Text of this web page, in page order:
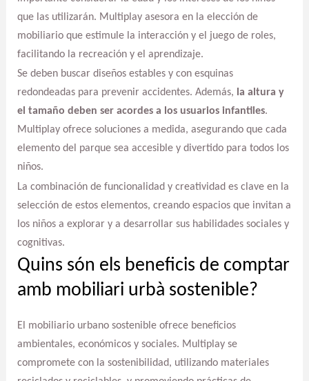
que las utilizarán. Multiplay asesora en la elección de
mobiliario que estimule la interacción y el juego de roles,
facilitando la recreación y el aprendizaje.
Se deben buscar diseños estables y con esquinas
redondeadas para prevenir accidentes. Además, la altura y
el tamaño deben ser acordes a los usuarios infantiles.
Multiplay ofrece soluciones a medida, asegurando que cada
elemento del parque sea accesible y divertido para todos los
niños.
La combinación de funcionalidad y creatividad es clave en la
selección de estos elementos, creando espacios que invitan a
los niños a explorar y a desarrollar sus habilidades sociales y
cognitivas.
Quins són els beneficis de comptar
amb mobiliari urbà sostenible?
El mobiliario urbano sostenible ofrece beneficios
ambientales, económicos y sociales. Multiplay se
compromete con la sostenibilidad, utilizando materiales